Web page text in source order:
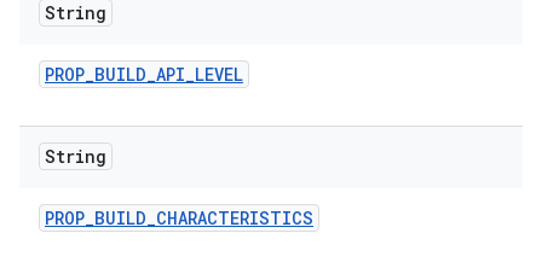
String
PROP_BUILD_API_LEVEL
String
PROP_BUILD_CHARACTERISTICS